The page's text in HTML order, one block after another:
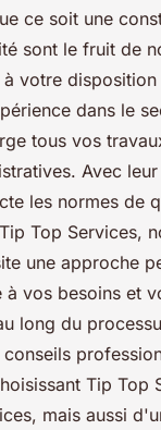
ce soit une
sont le fruit de
votre
dans le
tous vos
Avec
les normes de
Top Services,
une approche
vos besoins et
long du
Tip Top
mais aussi